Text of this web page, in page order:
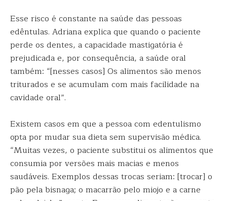
Esse risco é constante na saúde das pessoas
edêntulas. Adriana explica que quando o paciente
perde os dentes, a capacidade mastigatória é
prejudicada e, por consequência, a saúde oral
também: “[nesses casos] Os alimentos são menos
triturados e se acumulam com mais facilidade na
cavidade oral”.
Existem casos em que a pessoa com edentulismo
opta por mudar sua dieta sem supervisão médica.
“Muitas vezes, o paciente substitui os alimentos que
consumia por versões mais macias e menos
saudáveis. Exemplos dessas trocas seriam: [trocar] o
pão pela bisnaga; o macarrão pelo miojo e a carne